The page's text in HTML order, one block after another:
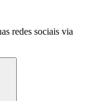
redes sociais via